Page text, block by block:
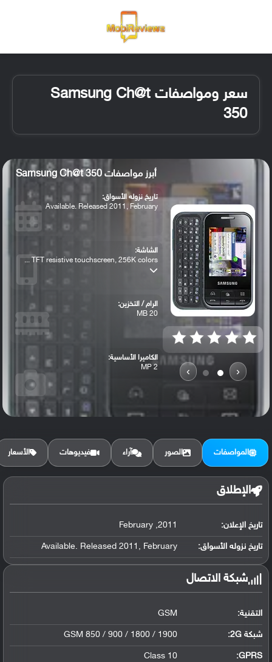
سعر ومواصفات Samsung Ch@t
350
‹
›
أبرز مواصفات Samsung Ch@t 350
تاريخ نزوله الأسواق:
Available. Released 2011, February
الشاشة:
TFT resistive touchscreen, 256K colors ...
الرام / التخزين:
20 MB
الكاميرا الأساسية:
2 MP
المواصفات الصور آراء فيديوهات الأسعار
الإطلاق
تاريخ الإعلان: 2011, February
تاريخ نزوله الأسواق: Available. Released 2011, February
شبكة الاتصال
التقنية: GSM
شبكة 2G: GSM 850 / 900 / 1800 / 1900
GPRS:
Class 10